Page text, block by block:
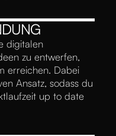
digitalen
zu entwerfen,
erreichen. Dabei
Ansatz, sodass du
up to date